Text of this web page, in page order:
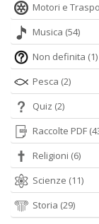
Motori e
Musica (54)
Non definita (1)
Pesca (2)
Quiz (2)
Raccolte PDF
Religioni (6)
Scienze (11)
Storia (29)